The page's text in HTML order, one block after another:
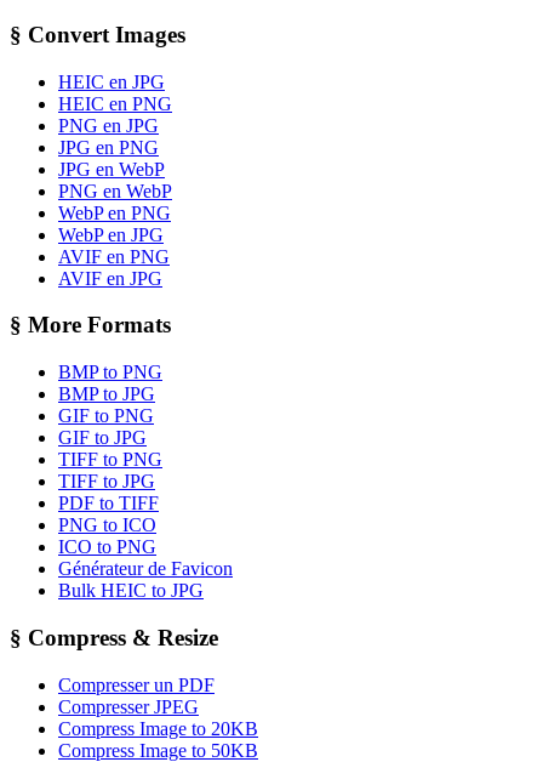
§ Convert Images
HEIC en JPG
HEIC en PNG
PNG en JPG
JPG en PNG
JPG en WebP
PNG en WebP
WebP en PNG
WebP en JPG
AVIF en PNG
AVIF en JPG
§ More Formats
BMP to PNG
BMP to JPG
GIF to PNG
GIF to JPG
TIFF to PNG
TIFF to JPG
PDF to TIFF
PNG to ICO
ICO to PNG
Générateur de Favicon
Bulk HEIC to JPG
§ Compress & Resize
Compresser un PDF
Compresser JPEG
Compress Image to 20KB
Compress Image to 50KB